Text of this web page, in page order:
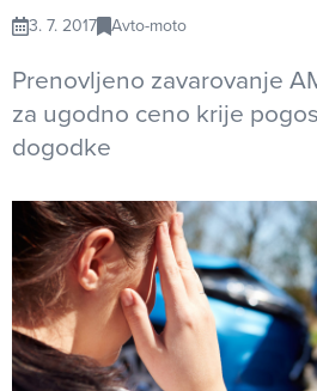
3. 7. 2017 Avto-moto
Prenovljeno zavarovanje
za ugodno ceno krije
dogodke